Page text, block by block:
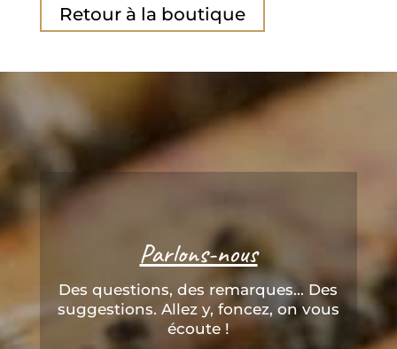
Retour à la boutique
Parlons-nous
Des questions, des remarques... Des
suggestions. Allez y, foncez, on vous
écoute !